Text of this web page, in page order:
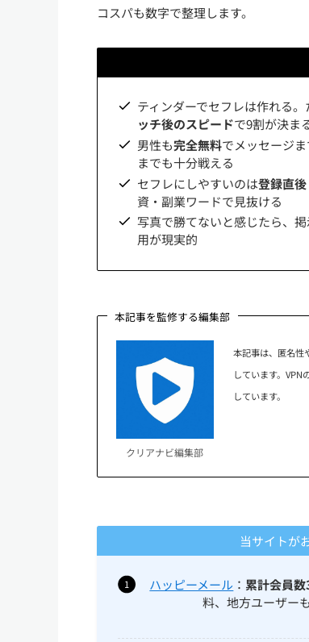
コスパも数字で整理します。
ティンダーでセフレは作れる
ッチ後のスピードで9割が決ま
男性も完全無料でメッセージ
までも十分戦える
セフレにしやすいのは登録直
資・副業ワードで見抜ける
写真で勝てないと感じたら、
用が現実的
本記事を監修する編集部
クリアナビ編集部
本記事は、匿名性
しています。
しています。
当サイトが
ハッピーメール ： 累計会員
料、地方ユーザー